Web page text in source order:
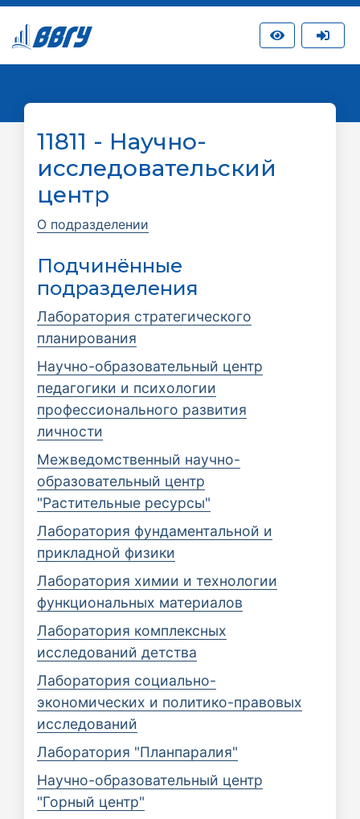
11811 - Научно-
исследовательский
центр
О подразделении
Подчинённые
подразделения
Лаборатория стратегического
планирования
Научно-образовательный центр
педагогики и психологии
профессионального развития
личности
Межведомственный научно-
образовательный центр
"Растительные ресурсы"
Лаборатория фундаментальной и
прикладной физики
Лаборатория химии и технологии
функциональных материалов
Лаборатория комплексных
исследований детства
Лаборатория социально-
экономических и политико-правовых
исследований
Лаборатория "Планпаралия"
Научно-образовательный центр
"Горный центр"